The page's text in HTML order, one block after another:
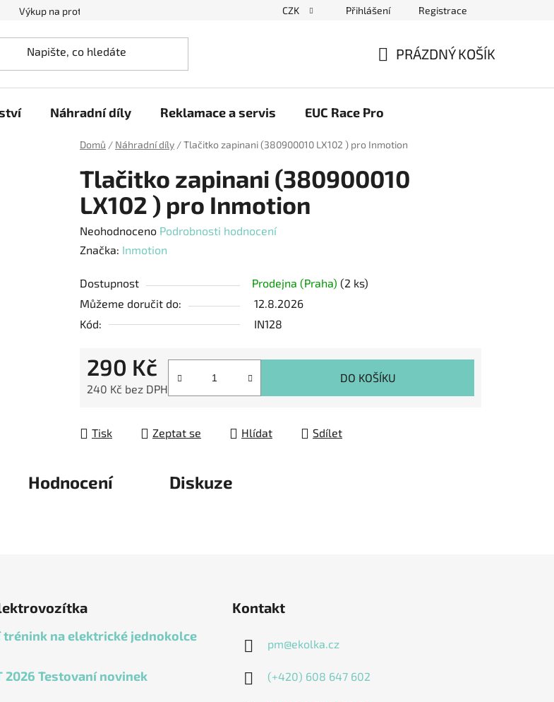
Výkup na protiúčet Blog elektrovozítka Obchodní podmínky
CZK Přihlášení Registrace
PRÁZDNÝ KOŠÍK
Náhradní díly Reklamace a servis EUC Race Pro
Domů / Náhradní díly /Tlačitko zapinani (380900010 LX102 ) pro Inmotion
Tlačitko zapinani (380900010
LX102 ) pro Inmotion
Průměrné
hodnocení
je
0,0
z
hvězdiček.
Neohodnoceno Podrobnosti hodnocení
Značka: Inmotion
Dostupnost Prodejna (Praha) (2 ks)
Můžeme doručit do:
12.8.2026
Kód:
IN128
290 Kč
240 Kč bez DPH
DO KOŠÍKU
Tisk Zeptat se Hlídat Sdílet
Hodnocení Diskuze
trénink na elektrické jednokolce
2026 Testovaní novinek
Kontakt
pm@ekolka.cz
(+420) 608 647 602